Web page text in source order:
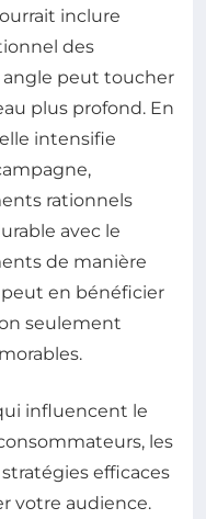
inclure
des
peut toucher
plus profond. En
intensifie
rationnels
avec le
de manière
en bénéficier
seulement